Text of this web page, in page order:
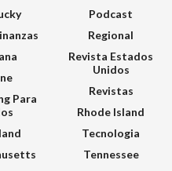
Para
Podcast
Regional
Revista Estados
Unidos
Revistas
Rhode Island
Tecnologia
Tennessee